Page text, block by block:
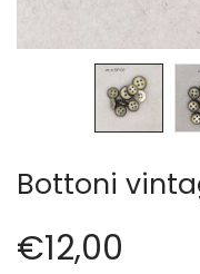
Calze collant donna
Cappelli (16)
Cerniere lampo / Zip/
Fodere (5)
LANA (27)
Bottoni
€12,00